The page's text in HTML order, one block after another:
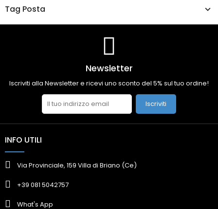
Tag Posta
Newsletter
Iscriviti alla Newsletter e ricevi uno sconto del 5% sul tuo ordine!
Iscriviti
INFO UTILI
Via Provinciale, 159 Villa di Briano (Ce)
+39 081 5042757
What's App